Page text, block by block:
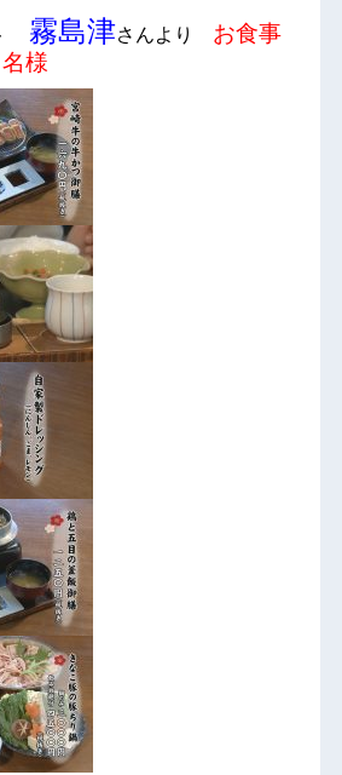
霧島津さんより お食事
様